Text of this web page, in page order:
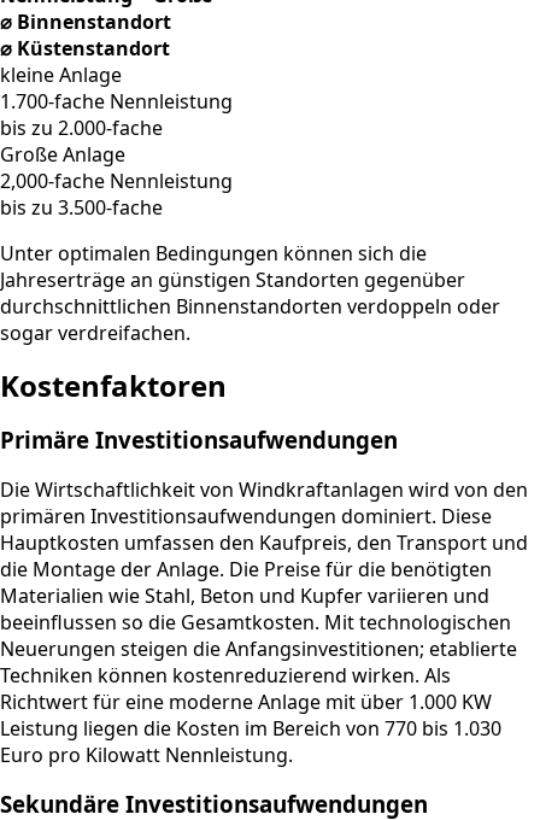
⌀ Binnenstandort
⌀ Küstenstandort
kleine Anlage
1.700-fache Nennleistung
bis zu 2.000-fache
Große Anlage
2,000-fache Nennleistung
bis zu 3.500-fache
Unter optimalen Bedingungen können sich die
Jahreserträge an günstigen Standorten gegenüber
durchschnittlichen Binnenstandorten verdoppeln oder
sogar verdreifachen.
Kostenfaktoren
Primäre Investitionsaufwendungen
Die Wirtschaftlichkeit von Windkraftanlagen wird von den
primären Investitionsaufwendungen dominiert. Diese
Hauptkosten umfassen den Kaufpreis, den Transport und
die Montage der Anlage. Die Preise für die benötigten
Materialien wie Stahl, Beton und Kupfer variieren und
beeinflussen so die Gesamtkosten. Mit technologischen
Neuerungen steigen die Anfangsinvestitionen; etablierte
Techniken können kostenreduzierend wirken. Als
Richtwert für eine moderne Anlage mit über 1.000 KW
Leistung liegen die Kosten im Bereich von 770 bis 1.030
Euro pro Kilowatt Nennleistung.
Sekundäre Investitionsaufwendungen